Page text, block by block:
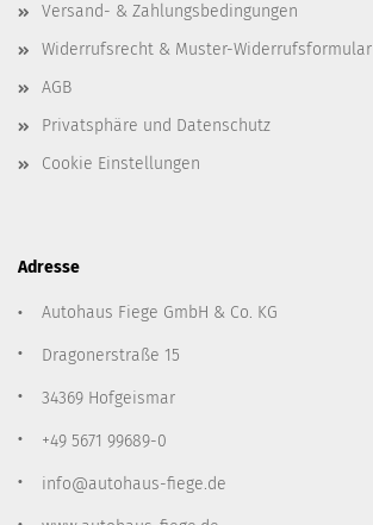
Versand- & Zahlungsbedingungen
Widerrufsrecht & Muster-Widerrufsformular
AGB
Privatsphäre und Datenschutz
Cookie Einstellungen
Adresse
Autohaus Fiege GmbH & Co. KG
Dragonerstraße 15
34369 Hofgeismar
+49 5671 99689-0
info@autohaus-fiege.de